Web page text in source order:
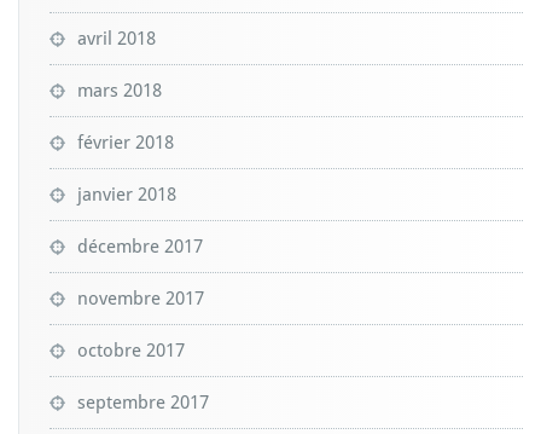
avril 2018
mars 2018
février 2018
janvier 2018
décembre 2017
novembre 2017
octobre 2017
septembre 2017